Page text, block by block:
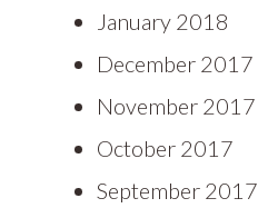
January 2018
December 2017
November 2017
October 2017
September 2017